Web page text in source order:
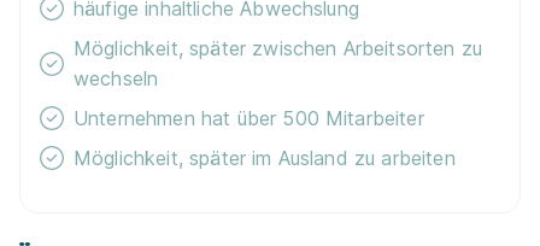
häufige inhaltliche Abwechslung
Möglichkeit, später zwischen Arbeitsorten zu
wechseln
Unternehmen hat über 500 Mitarbeiter
Möglichkeit, später im Ausland zu arbeiten